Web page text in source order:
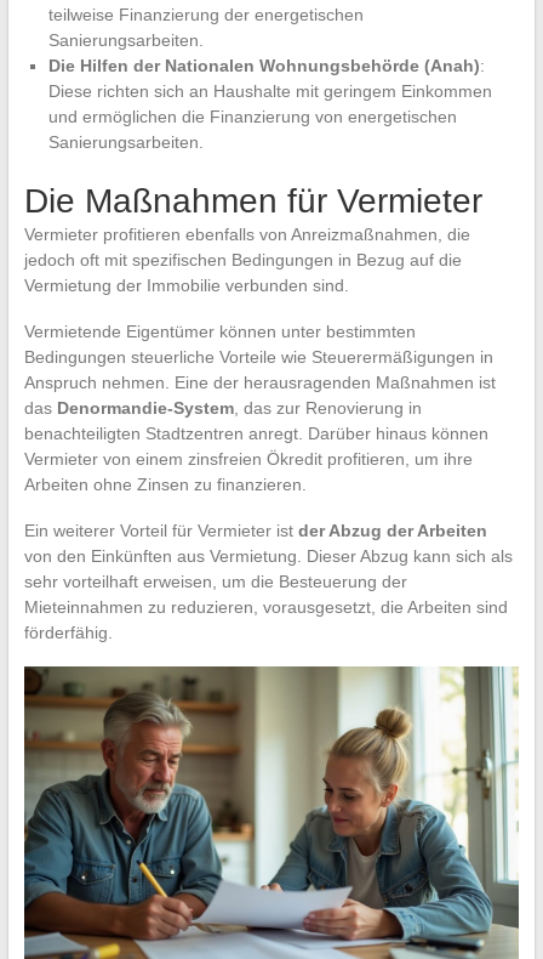
teilweise Finanzierung der energetischen
Sanierungsarbeiten.
Die Hilfen der Nationalen Wohnungsbehörde (Anah):
Diese richten sich an Haushalte mit geringem Einkommen
und ermöglichen die Finanzierung von energetischen
Sanierungsarbeiten.
Die Maßnahmen für Vermieter
Vermieter profitieren ebenfalls von Anreizmaßnahmen, die
jedoch oft mit spezifischen Bedingungen in Bezug auf die
Vermietung der Immobilie verbunden sind.
Vermietende Eigentümer können unter bestimmten
Bedingungen steuerliche Vorteile wie Steuerermäßigungen in
Anspruch nehmen. Eine der herausragenden Maßnahmen ist
das Denormandie-System, das zur Renovierung in
benachteiligten Stadtzentren anregt. Darüber hinaus können
Vermieter von einem zinsfreien Ökredit profitieren, um ihre
Arbeiten ohne Zinsen zu finanzieren.
Ein weiterer Vorteil für Vermieter ist der Abzug der Arbeiten
von den Einkünften aus Vermietung. Dieser Abzug kann sich als
sehr vorteilhaft erweisen, um die Besteuerung der
Mieteinnahmen zu reduzieren, vorausgesetzt, die Arbeiten sind
förderfähig.